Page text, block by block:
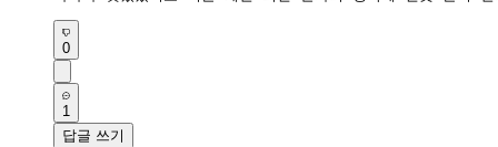
0
1
답글 쓰기